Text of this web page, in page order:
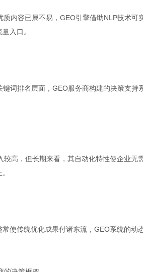
质内容已属不易，GEO引擎借助NLP技术
入口。
键词排名层面，GEO服务商构建的决策支
较高，但长期来看，其自动化特性使企业
使传统优化成果付诸东流，GEO系统的